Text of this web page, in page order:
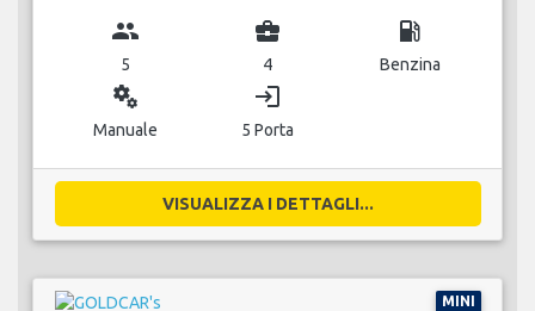
group
5
business_center
4
local_gas_station
Benzina
miscellaneous_services
Manuale
login
5 Porta
VISUALIZZA I DETTAGLI...
MINI